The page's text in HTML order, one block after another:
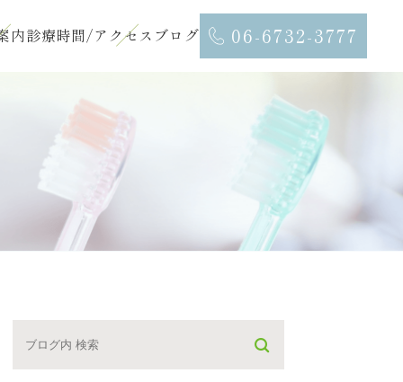
内診療時間/アクセス ブログ 06-6732-3777